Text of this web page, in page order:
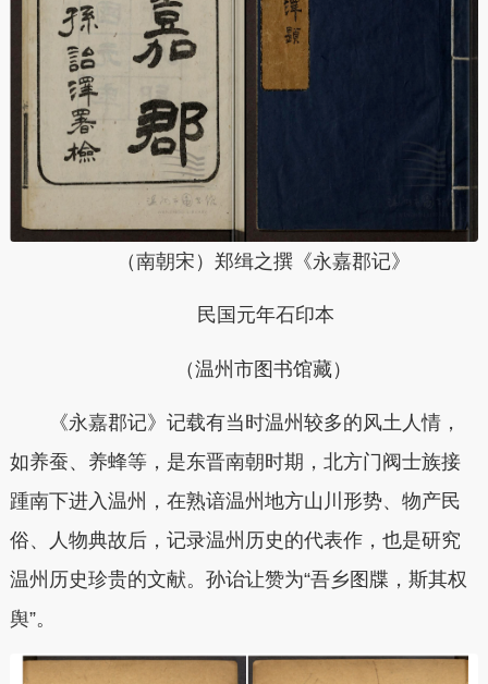
（南朝宋 ） 郑缉之撰《永嘉郡记》
民国元年石印本
（温州市图书馆藏）
《永嘉郡记》记载有当时温州较多的风土人情，
如养蚕、养蜂等，是东晋南朝时期，北方门阀士族接
踵南下进入温州，在熟谙温州地方山川形势、物产民
俗、人物典故后，记录温州历史的代表作，也是研究
温州历史珍贵的文献。 孙诒让赞为“吾乡图牒，斯其权
舆”。